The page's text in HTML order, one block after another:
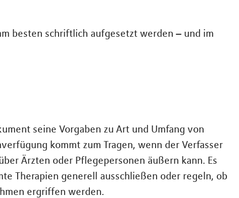
besten schriftlich aufgesetzt werden – und im
seine Vorgaben zu Art und Umfang von
kommt zum Tragen, wenn der Verfasser
Ärzten oder Pflegepersonen äußern kann. Es
Therapien generell ausschließen oder regeln, ob
ergriffen werden.